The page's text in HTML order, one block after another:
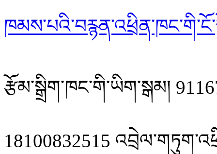
རྩོམ་སྒྲིག་ཁང་གི་ཡིག་སྒམ།
18100832515